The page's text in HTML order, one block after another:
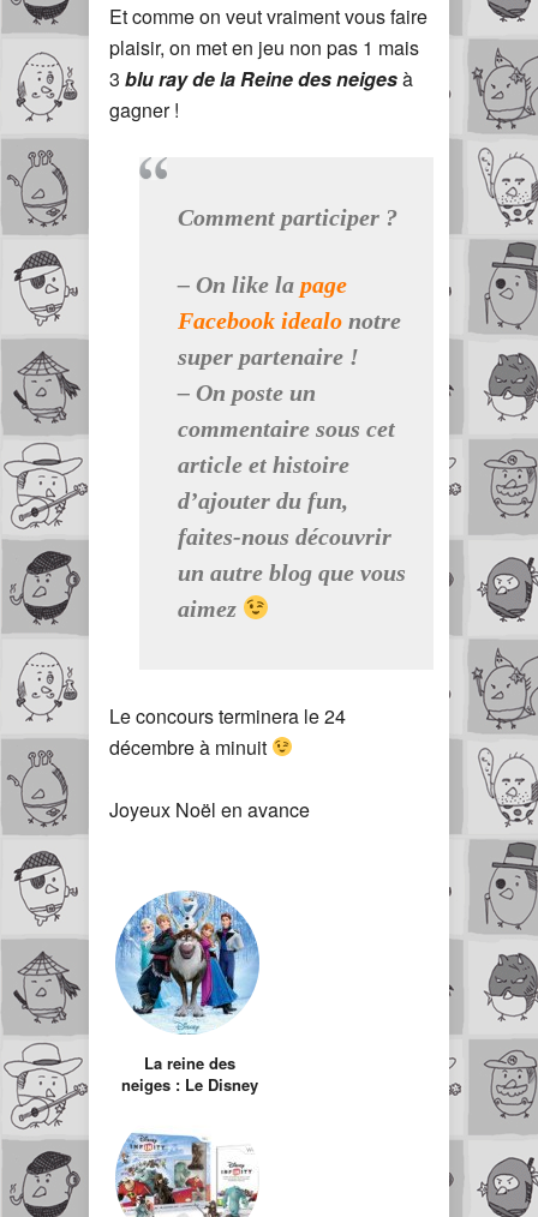
Et comme on veut vraiment vous faire
plaisir, on met en jeu non pas 1 mais
3 blu ray de la Reine des neigesà
gagner !
Comment participer ?
– On like la page
Facebook idealo notre
super partenaire !
– On poste un
commentaire sous cet
article et histoire
d’ajouter du fun,
faites-nous découvrir
un autre blog que vous
aimez
Le concours terminera le 24
décembre à minuit
Joyeux Noël en avance
La reine des
neiges : Le Disney